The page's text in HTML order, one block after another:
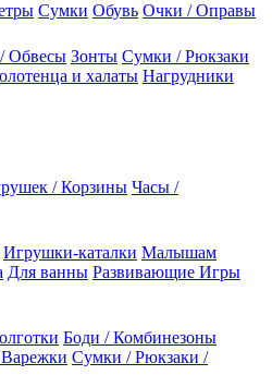
Сумки Обувь Очки / Оправы
Обвесы Зонты Сумки / Рюкзаки
и халаты Нагрудники
/ Корзины Часы /
Игрушки-каталки Малышам
Для ванны Развивающие Игры
Боди / Комбинезоны
Сумки / Рюкзаки /